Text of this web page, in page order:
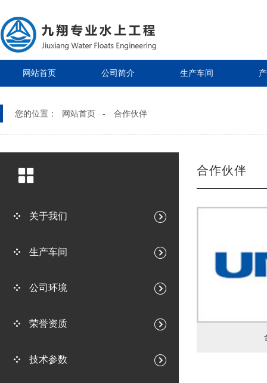
网站首页 公司简介 生产车间
您的位置： 网站首页 - 合作伙伴
关于我们
生产车间
公司环境
荣誉资质
技术参数
合作伙伴